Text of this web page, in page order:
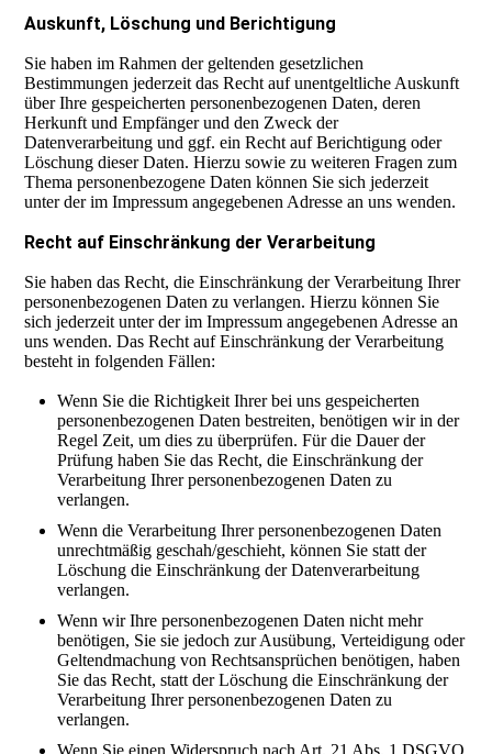
Auskunft, Löschung und Berichtigung
Sie haben im Rahmen der geltenden gesetzlichen
Bestimmungen jederzeit das Recht auf unentgeltliche Auskunft
über Ihre gespeicherten personenbezogenen Daten, deren
Herkunft und Empfänger und den Zweck der
Datenverarbeitung und ggf. ein Recht auf Berichtigung oder
Löschung dieser Daten. Hierzu sowie zu weiteren Fragen zum
Thema personenbezogene Daten können Sie sich jederzeit
unter der im Impressum angegebenen Adresse an uns wenden.
Recht auf Einschränkung der Verarbeitung
Sie haben das Recht, die Einschränkung der Verarbeitung Ihrer
personenbezogenen Daten zu verlangen. Hierzu können Sie
sich jederzeit unter der im Impressum angegebenen Adresse an
uns wenden. Das Recht auf Einschränkung der Verarbeitung
besteht in folgenden Fällen:
Wenn Sie die Richtigkeit Ihrer bei uns gespeicherten
personenbezogenen Daten bestreiten, benötigen wir in der
Regel Zeit, um dies zu überprüfen. Für die Dauer der
Prüfung haben Sie das Recht, die Einschränkung der
Verarbeitung Ihrer personenbezogenen Daten zu
verlangen.
Wenn die Verarbeitung Ihrer personenbezogenen Daten
unrechtmäßig geschah/geschieht, können Sie statt der
Löschung die Einschränkung der Datenverarbeitung
verlangen.
Wenn wir Ihre personenbezogenen Daten nicht mehr
benötigen, Sie sie jedoch zur Ausübung, Verteidigung oder
Geltendmachung von Rechtsansprüchen benötigen, haben
Sie das Recht, statt der Löschung die Einschränkung der
Verarbeitung Ihrer personenbezogenen Daten zu
verlangen.
Wenn Sie einen Widerspruch nach Art. 21 Abs. 1 DSGVO